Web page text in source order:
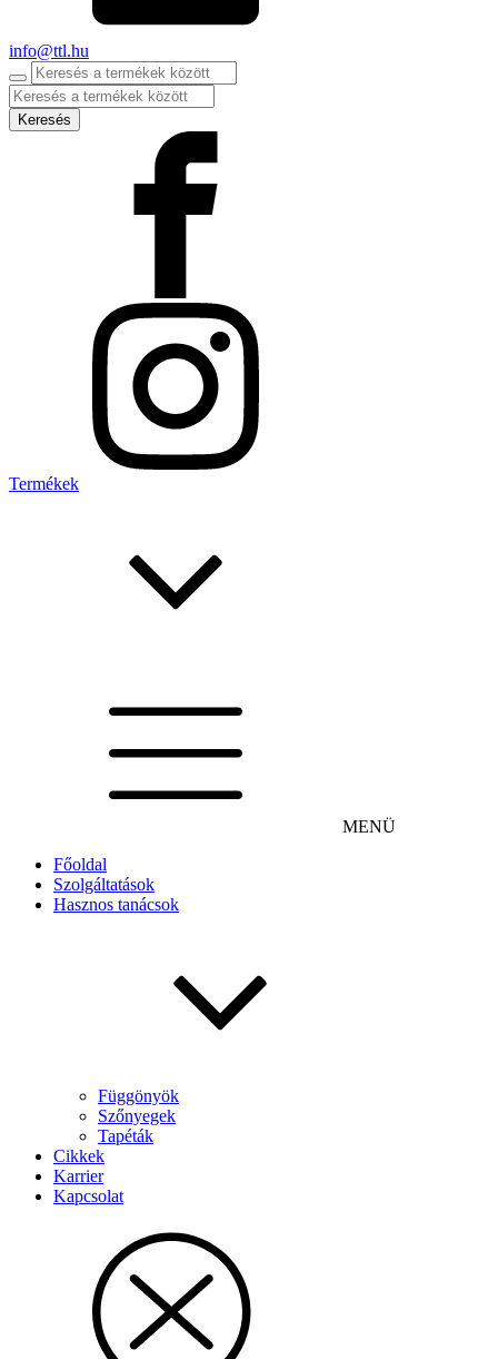
info@ttl.hu
Products
search
Keresés
Termékek
MENÜ
Főoldal
Szolgáltatások
Hasznos tanácsok
Függönyök
Szőnyegek
Tapéták
Cikkek
Karrier
Kapcsolat